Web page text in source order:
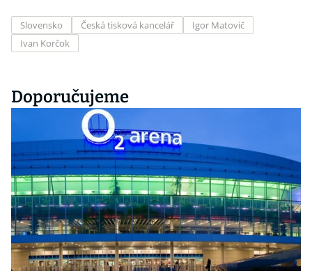
Slovensko Česká tisková kancelář
Igor Matovič
Ivan Korčok
Doporučujeme